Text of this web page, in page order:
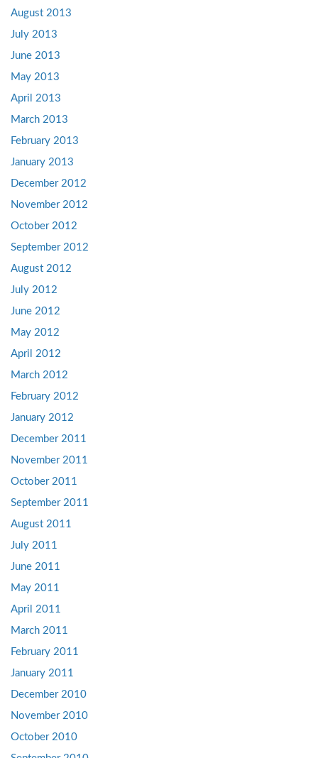
August 2013
July 2013
June 2013
May 2013
April 2013
March 2013
February 2013
January 2013
December 2012
November 2012
October 2012
September 2012
August 2012
July 2012
June 2012
May 2012
April 2012
March 2012
February 2012
January 2012
December 2011
November 2011
October 2011
September 2011
August 2011
July 2011
June 2011
May 2011
April 2011
March 2011
February 2011
January 2011
December 2010
November 2010
October 2010